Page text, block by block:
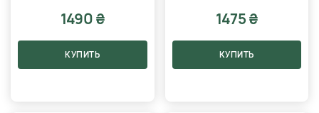
1490 ₴
КУПИТЬ
1475 ₴
КУПИТЬ